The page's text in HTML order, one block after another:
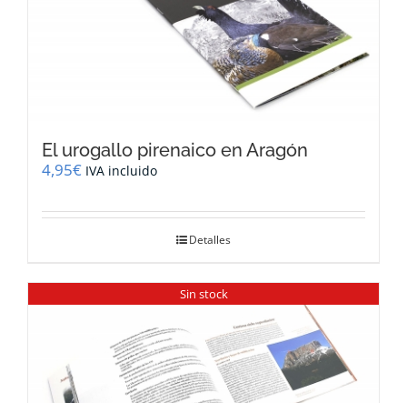
El urogallo pirenaico en Aragón
4,95€ IVA incluido
Detalles
Sin stock